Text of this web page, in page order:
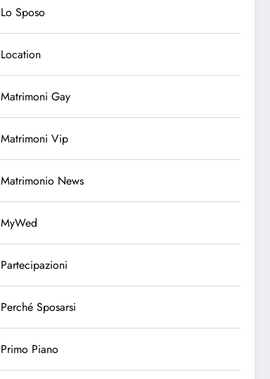
Lo Sposo
Location
Matrimoni Gay
Matrimoni Vip
Matrimonio News
MyWed
Partecipazioni
Perché Sposarsi
Primo Piano